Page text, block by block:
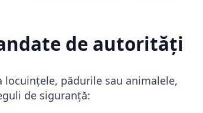
de autorități
pădurile sau animalele,
de siguranță: